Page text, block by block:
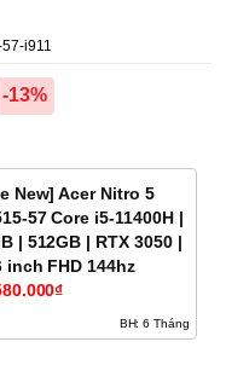
i911
-13%
New] Acer Nitro 5
57 Core i5-11400H |
| 512GB | RTX 3050 |
inch FHD 144hz
BH: 6 Tháng